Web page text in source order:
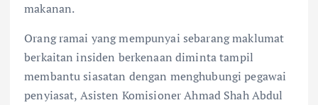
makanan.
Orang ramai yang mempunyai sebarang maklumat
berkaitan insiden berkenaan diminta tampil
membantu siasatan dengan menghubungi pegawai
penyiasat, Asisten Komisioner Ahmad Shah Abdul